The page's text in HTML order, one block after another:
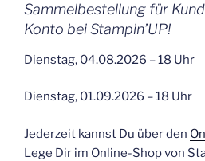
Sammelbestellung für
Konto bei Stampin’UP!
Dienstag, 04.08.2026 – 18 Uhr
Dienstag, 01.09.2026 – 18 Uhr
Jederzeit kannst Du über den
Lege Dir im Online-Shop von